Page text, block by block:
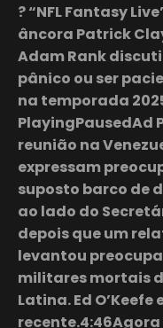
? “NFL Fantasy
âncora Patrick
Adam Rank
pânico ou ser
na temporada
PlayingPausedAd
reunião na
expressam
suposto barco de
ao lado do
depois que um
levantou
militares mortais
Latina. Ed